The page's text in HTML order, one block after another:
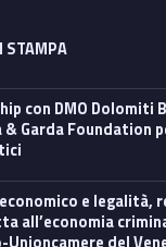
STAMPA
Garda Foundation
all’economia